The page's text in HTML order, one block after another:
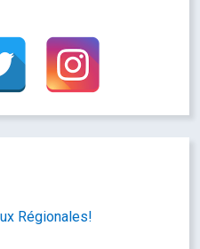
Régionales!